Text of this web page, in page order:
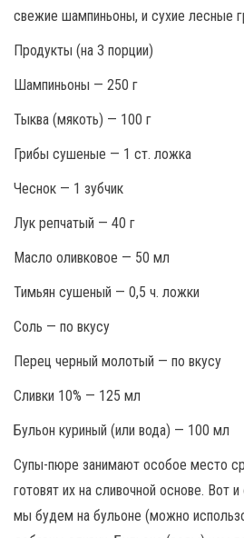
свежие шампиньоны, и сухие лесные
Продукты (на 3 порции)
Шампиньоны — 250 г
Тыква (мякоть) — 100 г
Грибы сушеные — 1 ст. ложка
Чеснок — 1 зубчик
Лук репчатый — 40 г
Масло оливковое — 50 мл
Тимьян сушеный — 0,5 ч. ложки
Соль — по вкусу
Перец черный молотый — по вкусу
Сливки 10% — 125 мл
Бульон куриный (или вода) — 100 мл
Супы-пюре занимают особое место
готовят их на сливочной основе. Вот
мы будем на бульоне (можно